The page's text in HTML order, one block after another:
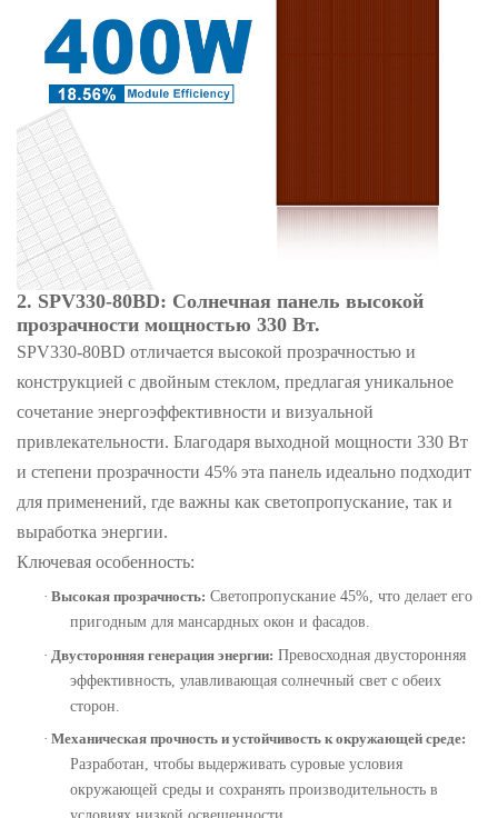
2. SPV330-80BD: Солнечная панель высокой
прозрачности мощностью 330 Вт.
SPV330-80BD отличается высокой прозрачностью и
конструкцией с двойным стеклом, предлагая уникальное
сочетание энергоэффективности и визуальной
привлекательности. Благодаря выходной мощности 330 Вт
и степени прозрачности 45% эта панель идеально подходит
для применений, где важны как светопропускание, так и
выработка энергии.
Ключевая особенность:
· Высокая прозрачность: Светопропускание 45%, что делает его
пригодным для мансардных окон и фасадов.
· Двусторонняя генерация энергии: Превосходная двусторонняя
эффективность, улавливающая солнечный свет с обеих
сторон.
· Механическая прочность и устойчивость к окружающей среде:
Разработан, чтобы выдерживать суровые условия
окружающей среды и сохранять производительность в